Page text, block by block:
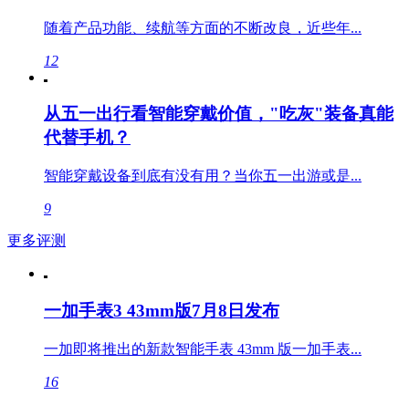
随着产品功能、续航等方面的不断改良，近些年...
12
从五一出行看智能穿戴价值，"吃灰"装备真能
代替手机？
智能穿戴设备到底有没有用？当你五一出游或是...
9
更多评测
一加手表3 43mm版7月8日发布
一加即将推出的新款智能手表 43mm 版一加手表...
16